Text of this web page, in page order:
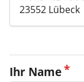
Ihr Name
23552 Lübeck